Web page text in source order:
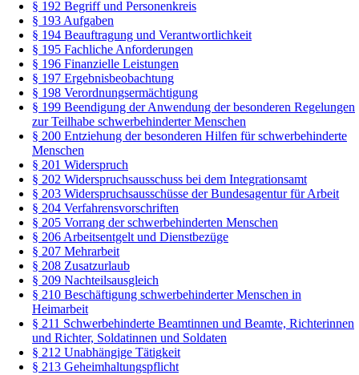
§ 192 Begriff und Personenkreis
§ 193 Aufgaben
§ 194 Beauftragung und Verantwortlichkeit
§ 195 Fachliche Anforderungen
§ 196 Finanzielle Leistungen
§ 197 Ergebnisbeobachtung
§ 198 Verordnungsermächtigung
§ 199 Beendigung der Anwendung der besonderen Regelungen
zur Teilhabe schwerbehinderter Menschen
§ 200 Entziehung der besonderen Hilfen für schwerbehinderte
Menschen
§ 201 Widerspruch
§ 202 Widerspruchsausschuss bei dem Integrationsamt
§ 203 Widerspruchsausschüsse der Bundesagentur für Arbeit
§ 204 Verfahrensvorschriften
§ 205 Vorrang der schwerbehinderten Menschen
§ 206 Arbeitsentgelt und Dienstbezüge
§ 207 Mehrarbeit
§ 208 Zusatzurlaub
§ 209 Nachteilsausgleich
§ 210 Beschäftigung schwerbehinderter Menschen in
Heimarbeit
§ 211 Schwerbehinderte Beamtinnen und Beamte, Richterinnen
und Richter, Soldatinnen und Soldaten
§ 212 Unabhängige Tätigkeit
§ 213 Geheimhaltungspflicht